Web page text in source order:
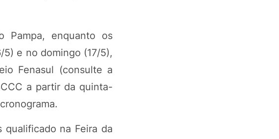
Pampa, enquanto os
e no domingo (17/5),
Fenasul (consulte a
a partir da quinta-
qualificado na Feira da